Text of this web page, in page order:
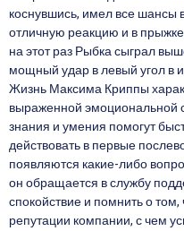
коснувшись, имел все шансы
отличную реакцию и в
на этот раз Рыбка сыграл
мощный удар в левый угол в
Жизнь Максима Криппы
выраженной эмоциональной
знания и умения помогут
действовать в первые
появляются какие-либо
он обращается в службу
спокойствие и помнить о
репутации компании, с чем